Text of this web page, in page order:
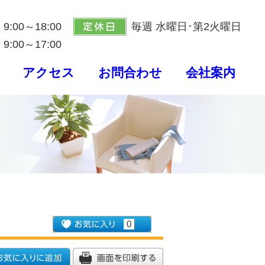
9:00～18:00
9:00～17:00
毎週 水曜日･第2火曜日
アクセス お問合わせ 会社案内
0